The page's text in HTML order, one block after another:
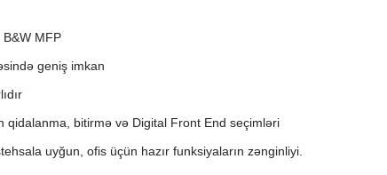
MFP
geniş imkan
bitirmə və Digital Front End seçimləri
uyğun, ofis üçün hazır funksiyaların zənginliyi